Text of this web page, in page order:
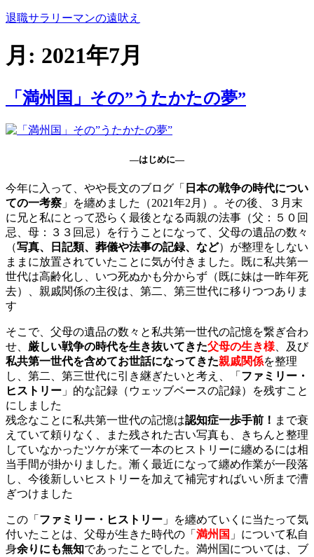
コ
テ
ン
へ
ス
ッ
退職サラリーマンの遠吠え
月: 2021年7月
「満州国」その”うたかたの夢”
―はじめに―
今年に入って、やや長文のブログ「 日本の戦争の時代につい
ての一考察 」を纏めました（2021年2月）。その後、３月末
に兄と私にとって恐らく最後となる両親の法事（父：５０回
忌、母：３３回忌）を行うことになって、父母の遺品の数々
（写真、日記類、葬儀や法事の記録、など）が整理をしない
ままに放置されていたことに気が付きました。既に私共第一
世代は高齢化し、いつ死ぬかも分からず（既に妹は一昨年死
去）、親戚関係の主役は、第二、第三世代に移りつつありま
す
そこで、父母の遺品の数々と私共第一世代の記憶を繋ぎ合わ
せ、 厳しい戦争の時代を生き抜いてきた父母の生き様 、及び
私共第一世代を含めてお世話になってきた親戚関係を整理
し、第二、第三世代に引き継ぎたいと考え、「 ファミリー・
ヒストリー 」的な記録（ウェッブベースの記録）を残すこと
にしました
残念なことに私共第一世代の記憶は認知症一歩手前！ まで衰
えていて頼りなく、また残された古い写真も、きちんと整理
していなかったツケが来て一本のヒストリーに纏めるには相
当手間が掛かりました。漸く最近になって纏め作業が一段落
し、今後新しいヒストリーを加えて補完すればいい所まで漕
ぎつけました
この「 ファミリー・ヒストリー 」を纏めていくに当たって気
付いたことは、父母が生きた時代の「 満州国 」について私自
身余りにも無知であったことでした。満州国については、ブ